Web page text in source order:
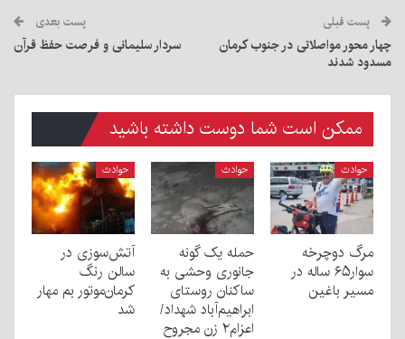
پست قبلی
چهار محور مواصلاتی در جنوب کرمان
مسدود شدند
پست بعدی
سردار سلیمانی و فرصت حفظ قرآن
ممکن است شما دوست داشته باشید
حوادث
مرگ دوچرخه
سوار۶۵ ساله در
مسیر باغین
حوادث
حمله یک گونه
جانوری وحشی به
ساکنان روستای
ابراهیم‌آباد شهداد/
اعزام۲ زن مجروح
حوادث
آتش‌سوزی در
سالن رنگ
کرمان‌موتور بم مهار
شد